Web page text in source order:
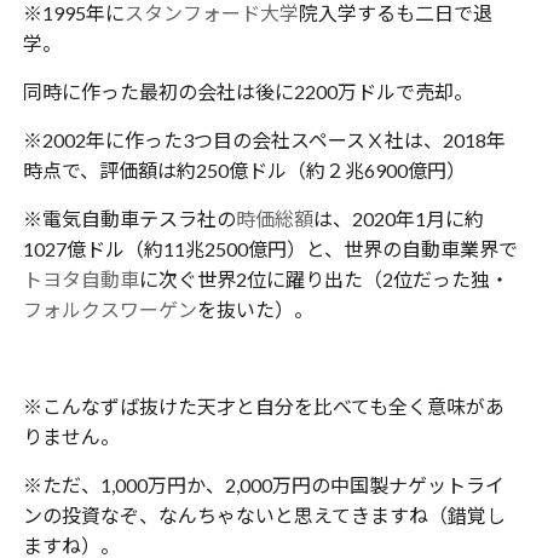
※1995年にスタンフォード大学院入学するも二日で退
学。
同時に作った最初の会社は後に2200万ドルで売却。
※2002年に作った3つ目の会社スペースⅩ社は、2018年
時点で、評価額は約250億ドル（約２兆6900億円）
※電気自動車テスラ社の時価総額は、2020年1月に約
1027億ドル（約11兆2500億円）と、世界の自動車業界で
トヨタ自動車に次ぐ世界2位に躍り出た（2位だった独・
フォルクスワーゲンを抜いた）。
※こんなずば抜けた天才と自分を比べても全く意味があ
りません。
※ただ、1,000万円か、2,000万円の中国製ナゲットライ
ンの投資なぞ、なんちゃないと思えてきますね（錯覚し
ますね）。